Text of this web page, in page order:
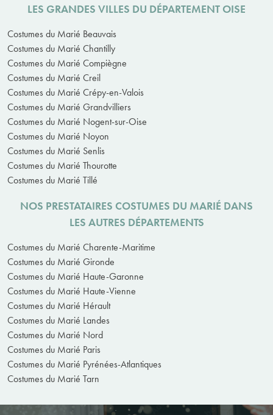
LES GRANDES VILLES DU DÉPARTEMENT OISE
Costumes du Marié Beauvais
Costumes du Marié Chantilly
Costumes du Marié Compiègne
Costumes du Marié Creil
Costumes du Marié Crépy-en-Valois
Costumes du Marié Grandvilliers
Costumes du Marié Nogent-sur-Oise
Costumes du Marié Noyon
Costumes du Marié Senlis
Costumes du Marié Thourotte
Costumes du Marié Tillé
NOS PRESTATAIRES COSTUMES DU MARIÉ DANS
LES AUTRES DÉPARTEMENTS
Costumes du Marié Charente-Maritime
Costumes du Marié Gironde
Costumes du Marié Haute-Garonne
Costumes du Marié Haute-Vienne
Costumes du Marié Hérault
Costumes du Marié Landes
Costumes du Marié Nord
Costumes du Marié Paris
Costumes du Marié Pyrénées-Atlantiques
Costumes du Marié Tarn